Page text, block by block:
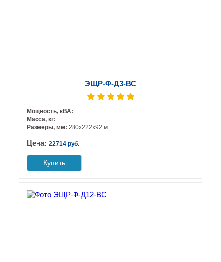
ЭЩР-Ф-Д3-ВС
Мощность, кВА:
Масса, кг:
Размеры, мм: 280х222х92 м
Цена: 22714 руб.
Купить